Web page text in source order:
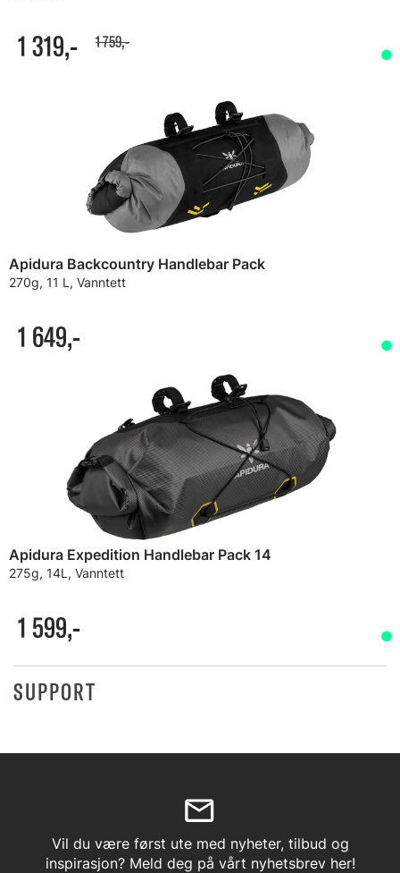
1 319,- 1 759,-
Apidura Backcountry Handlebar Pack
270g, 11 L, Vanntett
1 649,-
Apidura Expedition Handlebar Pack 14
275g, 14L, Vanntett
1 599,-
SUPPORT
Vil du være først ute med nyheter, tilbud og
inspirasjon? Meld deg på vårt nyhetsbrev her!